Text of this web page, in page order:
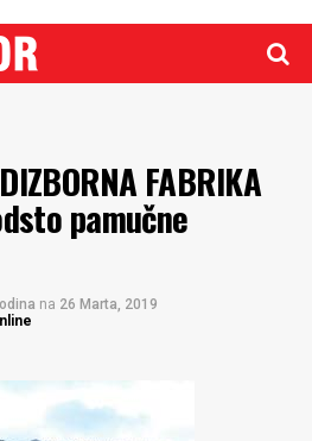
FABRIKA
pamučne
na 26 Marta, 2019